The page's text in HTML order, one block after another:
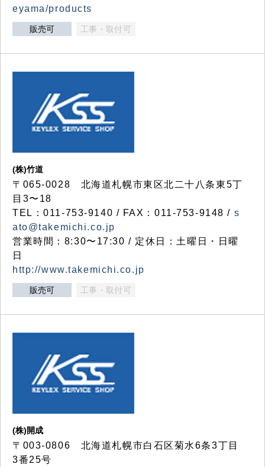
eyama/products
販売可 工事・取付可
(株)竹道
〒065-0028 北海道札幌市東区北二十八条東5丁
目3〜18
TEL：011-753-9140 / FAX：011-753-9148 / s
ato@takemichi.co.jp
営業時間：8:30〜17:30 / 定休日：土曜日・日曜
日
http://www.takemichi.co.jp
販売可 工事・取付可
(株)開成
〒003-0806 北海道札幌市白石区菊水6条3丁目
3番25号